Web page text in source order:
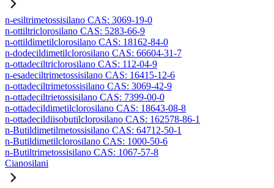
n-esiltrimetossisilano CAS: 3069-19-0
n-ottiltriclorosilano CAS: 5283-66-9
n-ottildimetilclorosilano CAS: 18162-84-0
n-dodecildimetilclorosilano CAS: 66604-31-7
n-ottadeciltriclorosilano CAS: 112-04-9
n-esadeciltrimetossisilano CAS: 16415-12-6
n-ottadeciltrimetossisilano CAS: 3069-42-9
n-ottadeciltrietossisilano CAS: 7399-00-0
n-ottadecildimetilclorosilano CAS: 18643-08-8
n-ottadecildiisobutilclorosilano CAS: 162578-86-1
n-Butildimetilmetossisilano CAS: 64712-50-1
n-Butildimetilclorosilano CAS: 1000-50-6
n-Butiltrimetossisilano CAS: 1067-57-8
Cianosilani